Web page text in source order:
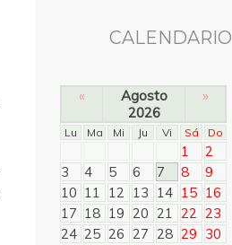
CALENDARIO
«
Agosto
2026
»
Lu Ma Mi Ju Vi Sá Do
1
2
3
4 5 6 7 8
9
10 11 12 13 14 15 16
17 18 19 20 21 22 23
24 25 26 27 28 29 30